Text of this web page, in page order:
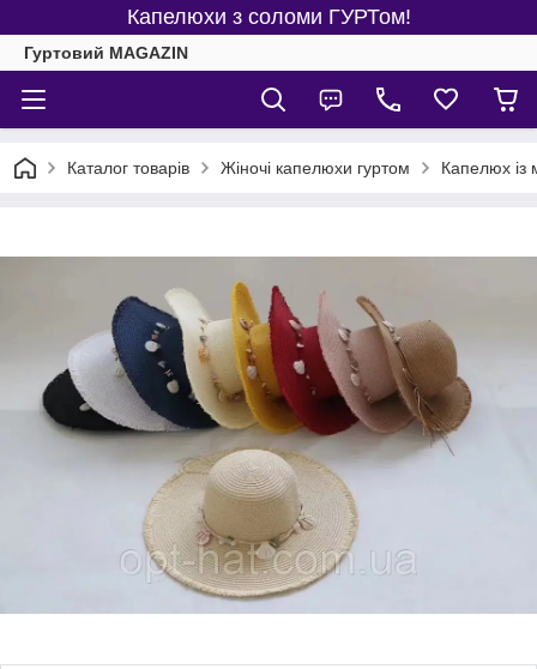
Капелюхи з соломи ГУРТом!
Гуртовий MAGAZIN
Каталог товарів Жіночі капелюхи гуртом Капелюх